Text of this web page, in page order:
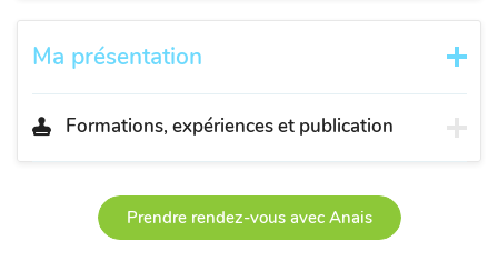
Ma présentation
Formations, expériences et publication
Prendre rendez-vous avec Anais